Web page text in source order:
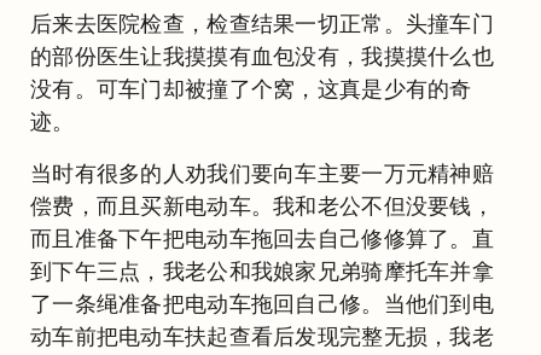
后来去医院检查，检查结果一切正常。头撞车门
的部份医生让我摸摸有血包没有，我摸摸什么也
没有。可车门却被撞了个窝，这真是少有的奇
迹。
当时有很多的人劝我们要向车主要一万元精神赔
偿费，而且买新电动车。我和老公不但没要钱，
而且准备下午把电动车拖回去自己修修算了。直
到下午三点，我老公和我娘家兄弟骑摩托车并拿
了一条绳准备把电动车拖回自己修。当他们到电
动车前把电动车扶起查看后发现完整无损，我老